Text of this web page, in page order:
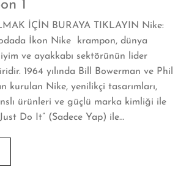
1
İÇİN BURAYA TIKLAYIN Nike:
İkon Nike krampon, dünya
ve ayakkabı sektörünün lider
1964 yılında Bill Bowerman ve Phil
kurulan Nike, yenilikçi tasarımları,
ürünleri ve güçlü marka kimliği ile
Do It” (Sadece Yap) ile…